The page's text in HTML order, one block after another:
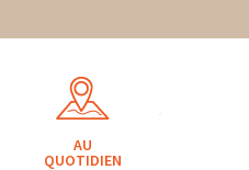
AU
QUOTIDIEN